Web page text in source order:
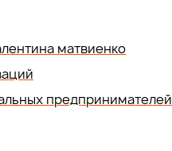
матвиенко
предпринимателей